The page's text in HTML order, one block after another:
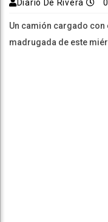
Diario De Rivera
Un camión cargado
madrugada de este